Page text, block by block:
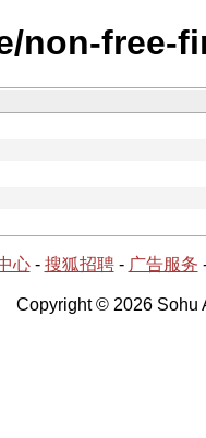
non-free-
心- 搜狐招聘- 广告服务
Copyright © 2026 Sohu